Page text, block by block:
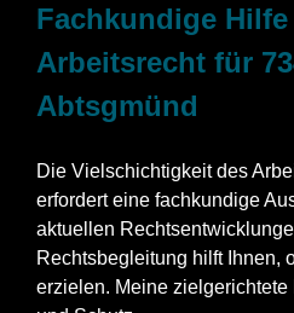
Fachkundige Hilfe
Arbeitsrecht für
Abtsgmünd
Die Vielschichtigkeit des
erfordert eine fachkundige
aktuellen
Rechtsbegleitung hilft Ihnen,
erzielen. Meine